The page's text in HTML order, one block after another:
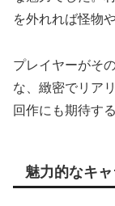
を外れれば怪物
プレイヤーがそ
な、緻密でリア
回作にも期待す
魅力的なキ